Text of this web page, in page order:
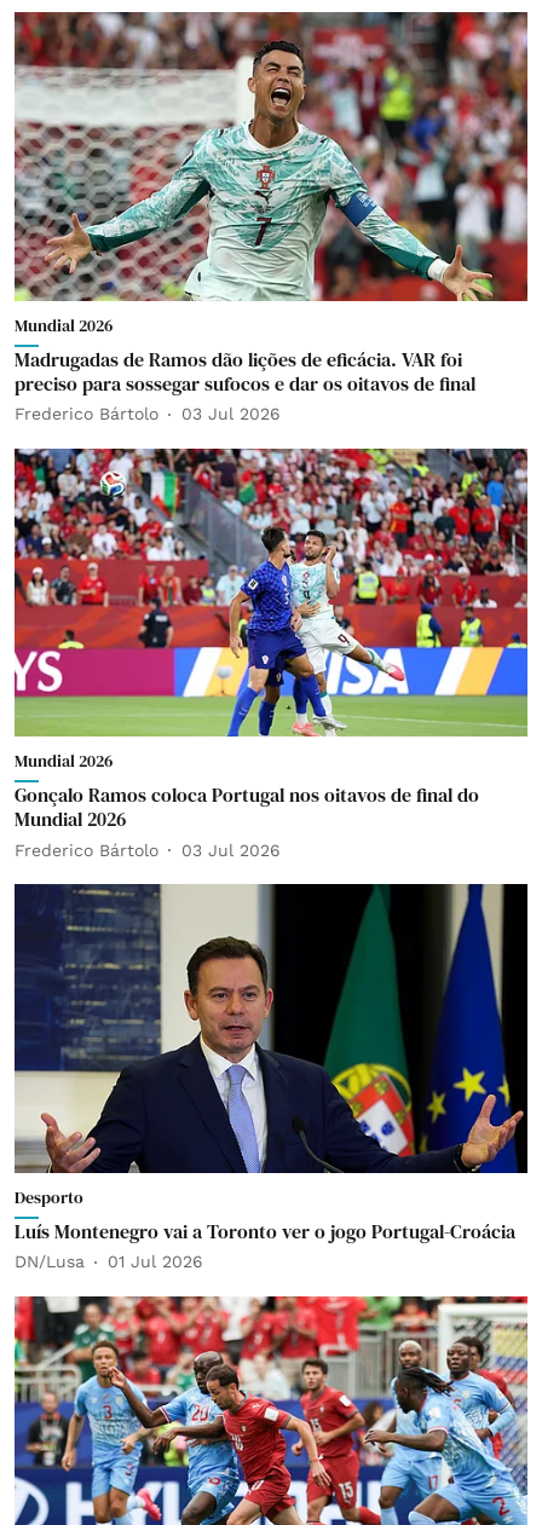
Mundial 2026
Madrugadas de Ramos dão lições de eficácia. VAR foi
preciso para sossegar sufocos e dar os oitavos de final
Frederico Bártolo 03 Jul 2026
Mundial 2026
Gonçalo Ramos coloca Portugal nos oitavos de final do
Mundial 2026
Frederico Bártolo 03 Jul 2026
Desporto
Luís Montenegro vai a Toronto ver o jogo Portugal-Croácia
DN/Lusa 01 Jul 2026